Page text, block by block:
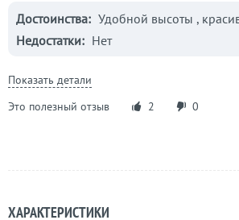
ХАРАКТЕРИСТИКИ
Достоинства: Удобной высоты ,
Недостатки: Нет
Показать детали
Это полезный отзыв
2 0